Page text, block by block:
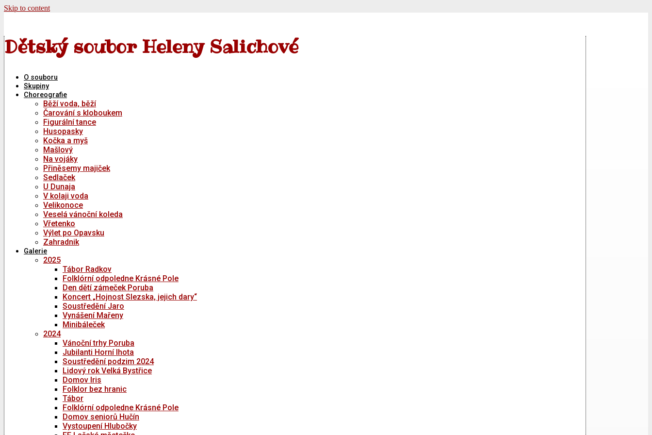
Skip to content
Dětský soubor Heleny Salichové
O souboru
Skupiny
Choreografie
Běží voda, běží
Čarování s kloboukem
Figurální tance
Husopasky
Kočka a myš
Mašlový
Na vojáky
Přiněsemy majiček
Sedlaček
U Dunaja
V kolaji voda
Velikonoce
Veselá vánoční koleda
Vřetenko
Výlet po Opavsku
Zahradnik
Galerie
2025
Tábor Radkov
Folklórní odpoledne Krásné Pole
Den dětí zámeček Poruba
Koncert „Hojnost Slezska, jejich dary“
Soustředění Jaro
Vynášení Mařeny
Minibáleček
2024
Vánoční trhy Poruba
Jubilanti Horní lhota
Soustředění podzim 2024
Lidový rok Velká Bystřice
Domov Iris
Folklor bez hranic
Tábor
Folklórní odpoledne Krásné Pole
Domov seniorů Hučín
Vystoupení Hlubočky